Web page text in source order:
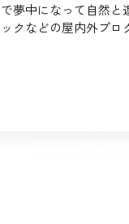
夢中になって自然と
クなどの屋内外プロ